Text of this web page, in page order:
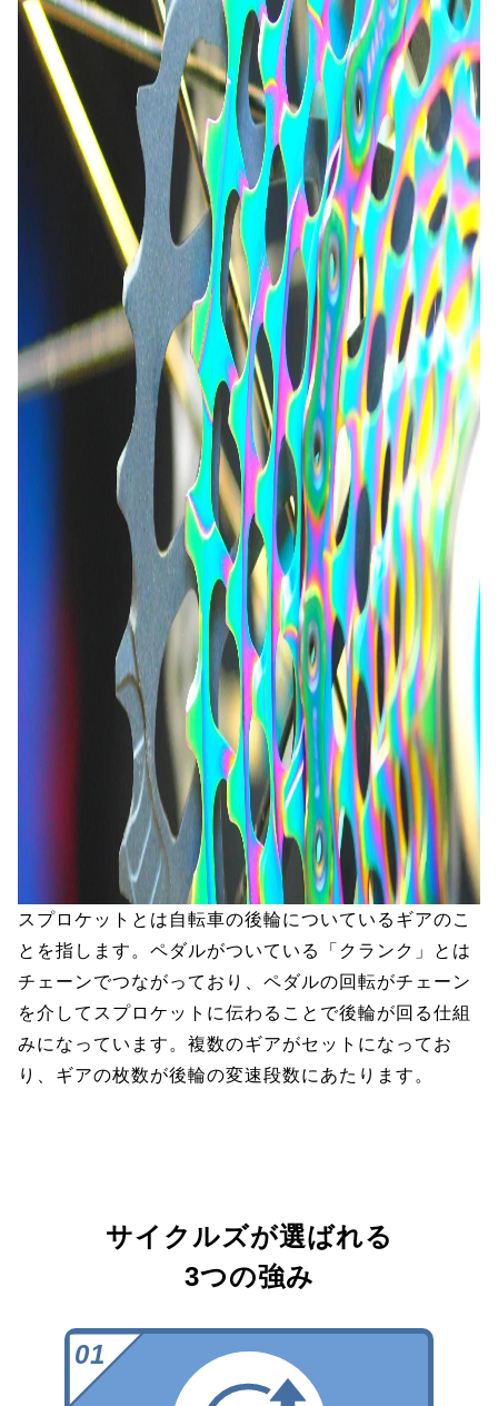
スプロケットとは自転車の後輪についているギアのこ
とを指します。ペダルがついている「クランク」とは
チェーンでつながっており、ペダルの回転がチェーン
を介してスプロケットに伝わることで後輪が回る仕組
みになっています。複数のギアがセットになってお
り、ギアの枚数が後輪の変速段数にあたります。
サイクルズが選ばれる
3つの強み